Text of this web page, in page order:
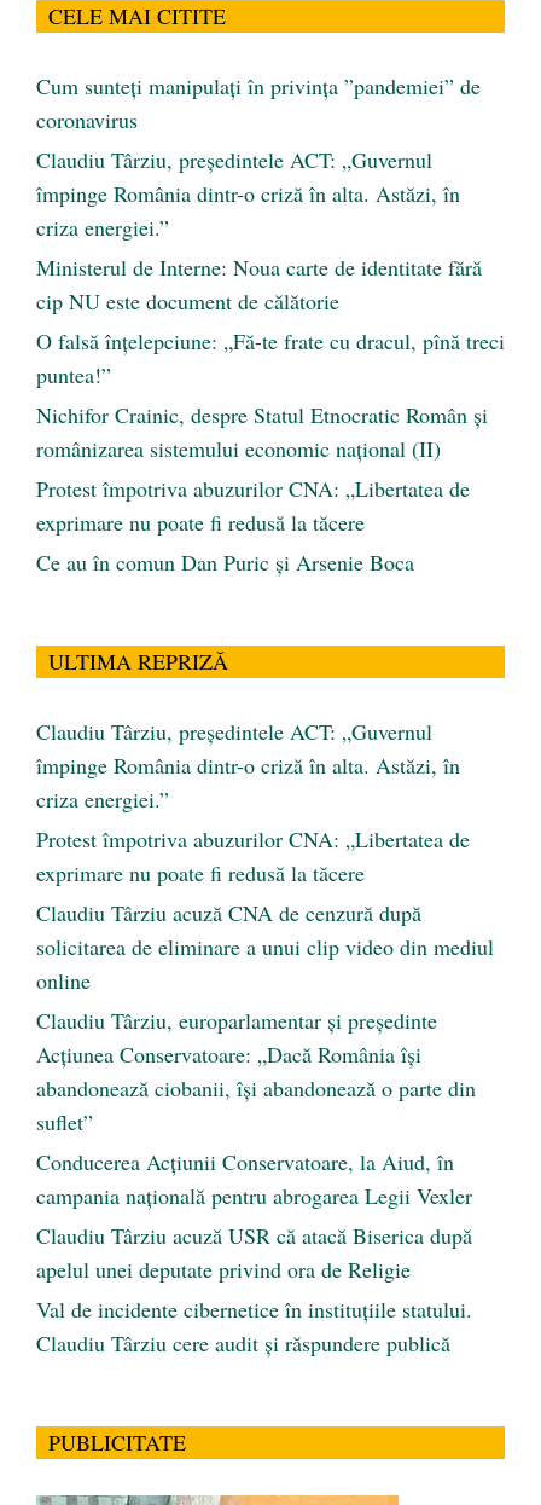
CELE MAI CITITE
Cum sunteți manipulați în privința ”pandemiei” de
coronavirus
Claudiu Târziu, președintele ACT: „Guvernul
împinge România dintr-o criză în alta. Astăzi, în
criza energiei.”
Ministerul de Interne: Noua carte de identitate fără
cip NU este document de călătorie
O falsă înțelepciune: „Fă-te frate cu dracul, pînă treci
puntea!”
Nichifor Crainic, despre Statul Etnocratic Român şi
românizarea sistemului economic naţional (II)
Protest împotriva abuzurilor CNA: „Libertatea de
exprimare nu poate fi redusă la tăcere
Ce au în comun Dan Puric şi Arsenie Boca
ULTIMA REPRIZĂ
Claudiu Târziu, președintele ACT: „Guvernul
împinge România dintr-o criză în alta. Astăzi, în
criza energiei.”
Protest împotriva abuzurilor CNA: „Libertatea de
exprimare nu poate fi redusă la tăcere
Claudiu Târziu acuză CNA de cenzură după
solicitarea de eliminare a unui clip video din mediul
online
Claudiu Târziu, europarlamentar și președinte
Acțiunea Conservatoare: „Dacă România își
abandonează ciobanii, își abandonează o parte din
suflet”
Conducerea Acțiunii Conservatoare, la Aiud, în
campania națională pentru abrogarea Legii Vexler
Claudiu Târziu acuză USR că atacă Biserica după
apelul unei deputate privind ora de Religie
Val de incidente cibernetice în instituțiile statului.
Claudiu Târziu cere audit și răspundere publică
PUBLICITATE